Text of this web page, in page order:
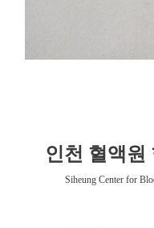
인천 혈액원
Siheung Center for